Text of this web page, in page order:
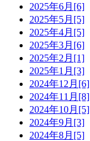
2025年6月[6]
2025年5月[5]
2025年4月[5]
2025年3月[6]
2025年2月[1]
2025年1月[3]
2024年12月[6]
2024年11月[8]
2024年10月[5]
2024年9月[3]
2024年8月[5]